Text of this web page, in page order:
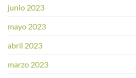
junio 2023
mayo 2023
abril 2023
marzo 2023